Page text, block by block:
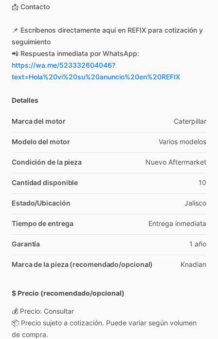
📩 Contacto
📌 Escríbenos directamente aquí en REFIX para cotización y
seguimiento
📲 Respuesta inmediata por WhatsApp:
https://wa.me/523332604046?
text=Hola%20vi%20su%20anuncio%20en%20REFIX
Detalles
Marca del motor Caterpillar
Modelo del motor Varios modelos
Condición de la pieza Nuevo Aftermarket
Cantidad disponible 10
Estado/Ubicación Jalisco
Tiempo de entrega Entrega inmediata
Garantía 1 año
Marca de la pieza (recomendado/opcional) Knadian
$ Precio (recomendado/opcional)
💰 Precio: Consultar
📦 Precio sujeto a cotización. Puede variar según volumen
de compra.